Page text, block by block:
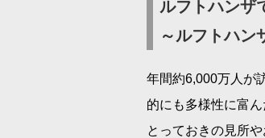
ルフトハンザ
～ルフトハン
年間約6,000万人が
的にも多様性に富
とっておきの見所